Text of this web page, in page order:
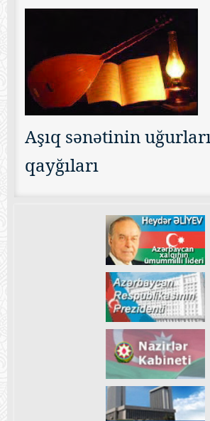
Aşıq sənətinin
qayğıları